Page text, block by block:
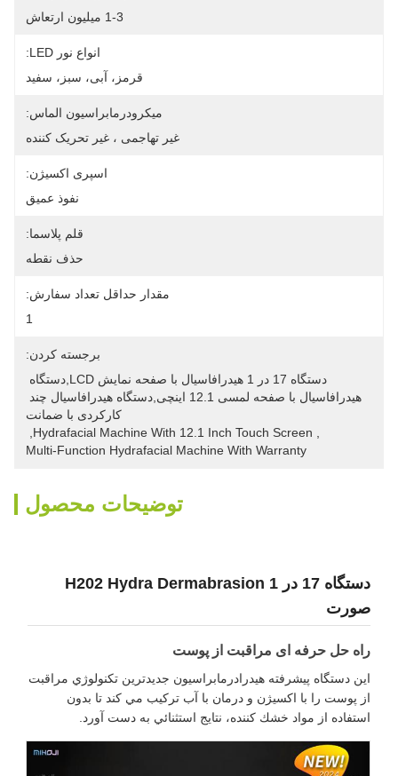
1-3 میلیون ارتعاش
انواع نور LED:
قرمز، آبی، سبز، سفید
میکرودرمابراسیون الماس:
غیر تهاجمی ، غیر تحریک کننده
اسپری اکسیژن:
نفوذ عمیق
قلم پلاسما:
حذف نقطه
مقدار حداقل تعداد سفارش:
1
برجسته کردن:
کارکردی با ضمانت
Hydrafacial Machine With 12.1 Inch Touch Screen
Multi-Function Hydrafacial Machine With Warranty
توضیحات محصول
دستگاه 17 در 1 H202 Hydra Dermabrasion
صورت
راه حل حرفه ای مراقبت از پوست
اين دستگاه پيشرفته هيدرادرمابراسيون جديدترين تکنولوژي مراقبت
از پوست را با اکسيژن و درمان با آب ترکیب مي کند تا بدون
استفاده از مواد خشك کننده، نتايج استثنائي به دست آورد.